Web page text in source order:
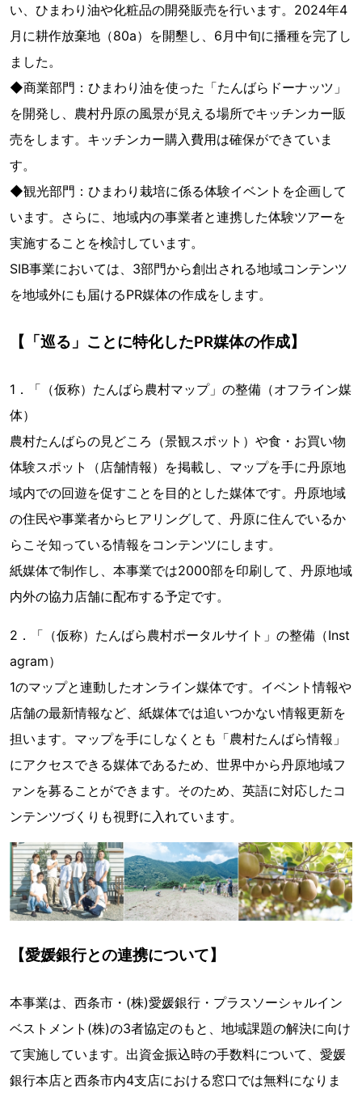
い、ひまわり油や化粧品の開発販売を行います。2024年4
月に耕作放棄地（80a）を開墾し、6月中旬に播種を完了し
ました。
◆商業部門：ひまわり油を使った「たんばらドーナッツ」
を開発し、農村丹原の風景が見える場所でキッチンカー販
売をします。キッチンカー購入費用は確保ができていま
す。
◆観光部門：ひまわり栽培に係る体験イベントを企画して
います。さらに、地域内の事業者と連携した体験ツアーを
実施することを検討しています。
SIB事業においては、3部門から創出される地域コンテンツ
を地域外にも届けるPR媒体の作成をします。
【「巡る」ことに特化したPR媒体の作成】
1．「（仮称）たんばら農村マップ」の整備（オフライン媒
体）
農村たんばらの見どころ（景観スポット）や食・お買い物
体験スポット（店舗情報）を掲載し、マップを手に丹原地
域内での回遊を促すことを目的とした媒体です。丹原地域
の住民や事業者からヒアリングして、丹原に住んでいるか
らこそ知っている情報をコンテンツにします。
紙媒体で制作し、本事業では2000部を印刷して、丹原地域
内外の協力店舗に配布する予定です。
2．「（仮称）たんばら農村ポータルサイト」の整備（Inst
agram）
1のマップと連動したオンライン媒体です。イベント情報や
店舗の最新情報など、紙媒体では追いつかない情報更新を
担います。マップを手にしなくとも「農村たんばら情報」
にアクセスできる媒体であるため、世界中から丹原地域フ
ァンを募ることができます。そのため、英語に対応したコ
ンテンツづくりも視野に入れています。
【愛媛銀行との連携について】
本事業は、西条市・(株)愛媛銀行・プラスソーシャルイン
ベストメント(株)の3者協定のもと、地域課題の解決に向け
て実施しています。出資金振込時の手数料について、愛媛
銀行本店と西条市内4支店における窓口では無料になりま